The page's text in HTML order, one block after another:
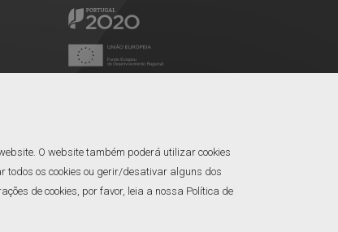
O website também poderá utilizar cookies
os cookies ou gerir/desativar alguns dos
de cookies, por favor, leia a nossa Política de